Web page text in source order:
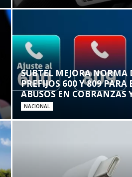
SUBTEL MEJORA NORMA
PREFIJOS 600 Y 809 PARA
ABUSOS EN COBRANZAS
NACIONAL